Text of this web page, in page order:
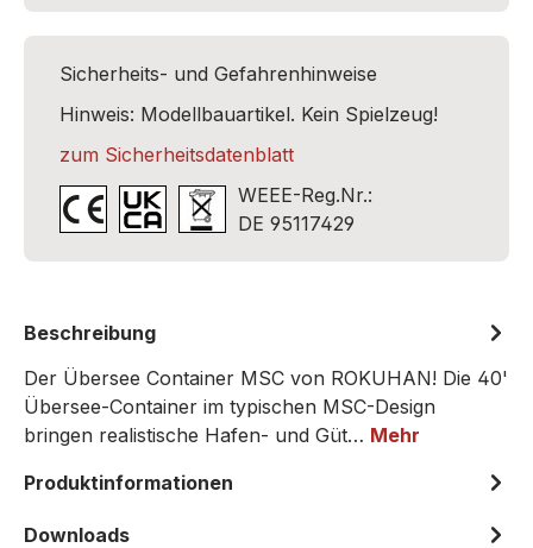
Sicherheits- und Gefahrenhinweise
Hinweis: Modellbauartikel. Kein Spielzeug!
zum Sicherheitsdatenblatt
WEEE-Reg.Nr.:
DE 95117429
Beschreibung
Der Übersee Container MSC von ROKUHAN! Die 40'
Übersee-Container im typischen MSC-Design
bringen realistische Hafen- und Güt… Mehr
Produktinformationen
Downloads